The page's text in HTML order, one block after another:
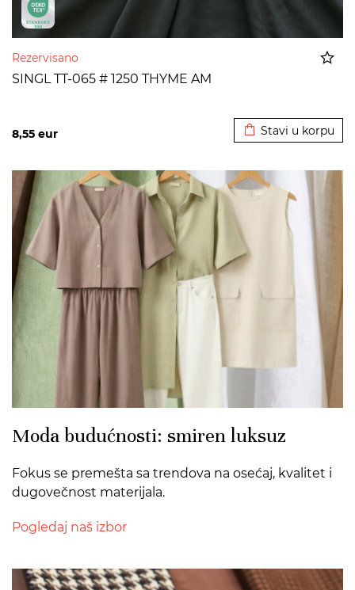
Rezervisano
SINGL TT-065 # 1250 THYME AM
8,55 eur Stavi u korpu
Moda budućnosti: smiren luksuz
Fokus se premešta sa trendova na osećaj, kvalitet i
dugovečnost materijala.
Pogledaj naš izbor